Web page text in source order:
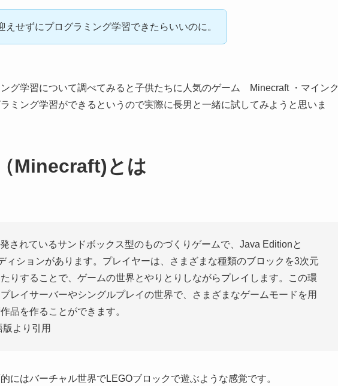
えせずにプログラミング学習できたらいいのに。
グ学習について調べてみると子供たちに人気のゲーム Minecraft ・マインク
ミング学習ができるというので実際に長男と一緒に試してみようと思いま
Minecraft)とは
されているサンドボックス型のものづくりゲームで、Java Editionと
ィションがあります。プレイヤーは、さまざまな種類のブロックを3次元
りすることで、ゲームの世界とやりとりしながらプレイします。この環
レイサーバーやシングルプレイの世界で、さまざまなゲームモードを用
品を作ることができます。
より引用
にはバーチャル世界でLEGOブロックで遊ぶような感覚です。